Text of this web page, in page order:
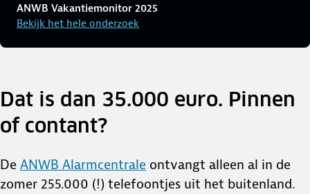
ANWB Vakantiemonitor 2025
Bekijk het hele onderzoek
Dat is dan 35.000 euro. Pinnen
of contant?
De ANWB Alarmcentrale ontvangt alleen al in de
zomer 255.000 (!) telefoontjes uit het buitenland.